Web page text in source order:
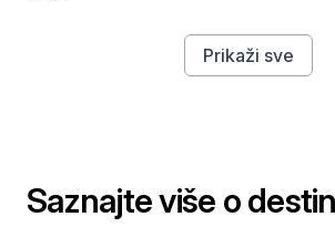
Prikaži sve
Saznajte više o